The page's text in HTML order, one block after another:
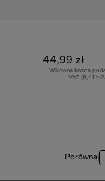
44,99 zł
Wliczona kwota
VAT (8,41
Porównaj